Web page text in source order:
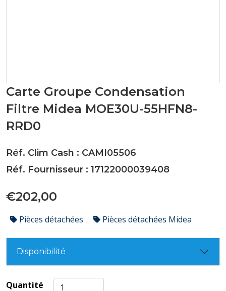
Carte Groupe Condensation
Filtre Midea MOE30U-55HFN8-
RRD0
Réf. Clim Cash : CAMI05506
Réf. Fournisseur : 17122000039408
€202,00
Pièces détachées Pièces détachées Midea
Disponibilité
Quantité